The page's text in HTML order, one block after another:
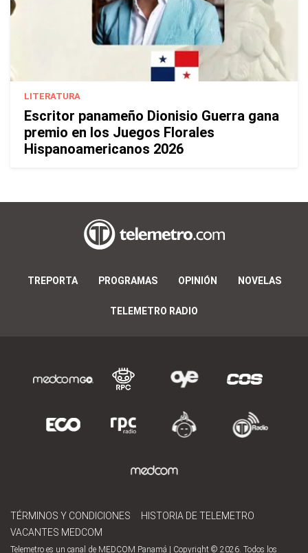
LITERATURA
Escritor panameño Dionisio Guerra gana
premio en los Juegos Florales
Hispanoamericanos 2026
TREPORTA PROGRAMAS OPINIÓN NOVELAS
TELEMETRO RADIO
TÉRMINOS Y CONDICIONES
HISTORIA DE TELEMETRO
VACANTES MEDCOM
Telemetro es un canal de MEDCOM Panamá | Copyright © 2026. Todos los